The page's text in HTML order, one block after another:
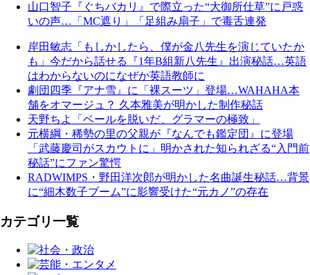
山口智子『ぐちバカリ』で際立った“大御所仕草”に戸惑
いの声…「MC遮り」「足組み扇子」で毒舌連発
岸田敏志「もしかしたら、僕が金八先生を演じていたか
も」今だから話せる『1年B組新八先生』出演秘話…英語
はわからないのになぜか英語教師に
劇団四季『アナ雪』に「裸スーツ」登場…WAHAHA本
舗をオマージュ？ 久本雅美が明かした制作秘話
天野ちよ「ベールを脱いだ、グラマーの極致」
元横綱・稀勢の里の父親が『なんでも鑑定団』に登場
「武藤慶司がスカウトに」明かされた知られざる“入門前
秘話”にファン驚愕
RADWIMPS・野田洋次郎が明かした名曲誕生秘話…背景
に“細木数子ブーム”に影響受けた“元カノ”の存在
カテゴリ一覧